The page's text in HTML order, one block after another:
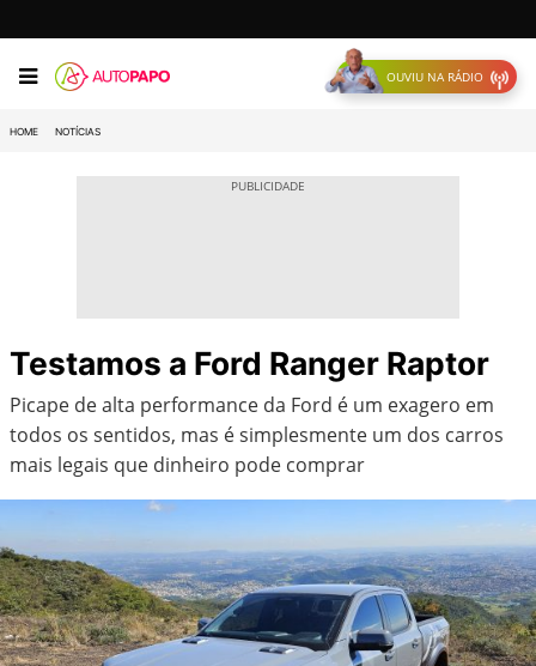
OUVIU NA RÁDIO
HOME NOTÍCIAS
Testamos a Ford Ranger Raptor
Picape de alta performance da Ford é um exagero em
todos os sentidos, mas é simplesmente um dos carros
mais legais que dinheiro pode comprar